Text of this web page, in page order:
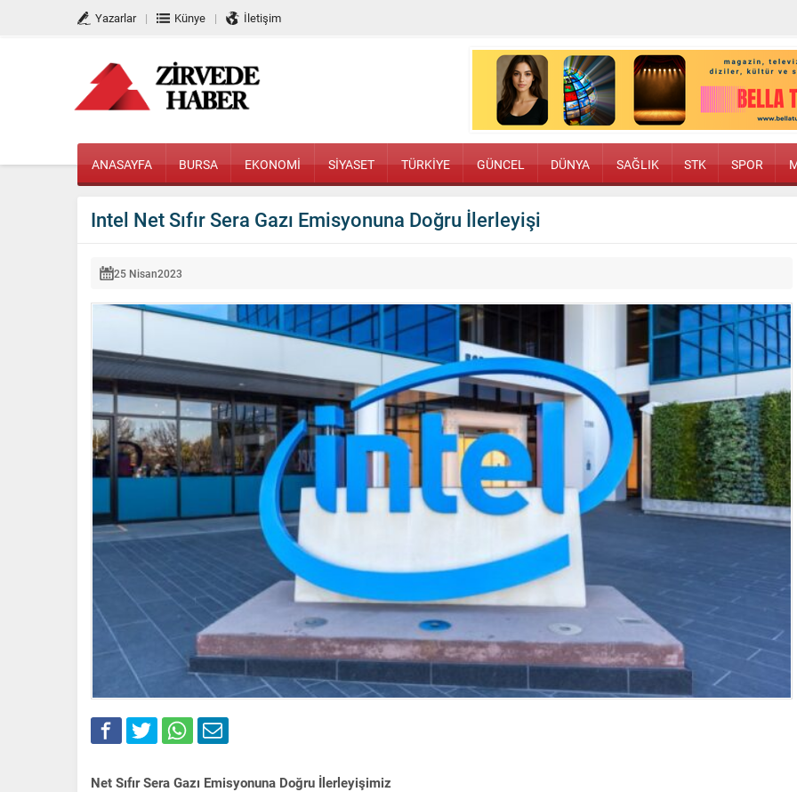
Yazarlar Künye İletişim
ANASAYFA BURSA EKONOMİ SİYASET TÜRKİYE GÜNCEL DÜNYA SAĞLIK STK SPOR
Intel Net Sıfır Sera Gazı Emisyonuna Doğru İlerleyişi
25 Nisan2023
Net Sıfır Sera Gazı Emisyonuna Doğru İlerleyişimiz